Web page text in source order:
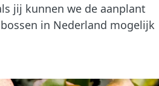
jij kunnen we de aanplant
in Nederland mogelijk